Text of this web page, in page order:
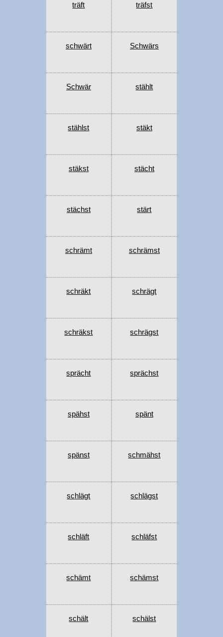
träft träfst
schwärt Schwärs
Schwär stählt
stählst stäkt
stäkst stächt
stächst stärt
schrämt schrämst
schräkt schrägt
schräkst schrägst
sprächt sprächst
spähst spänt
spänst schmähst
schlägt schlägst
schläft schläfst
schämt schämst
schält schälst